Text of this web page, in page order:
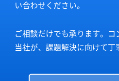
い合わせください。
ご相談だけでも承ります。
当社が、課題解決に向けて丁